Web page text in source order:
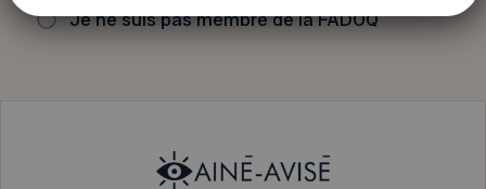
Je ne suis pas membre de la FADOQ